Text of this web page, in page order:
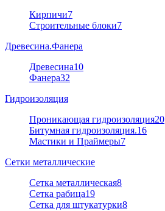
Кирпичи7
Строительные блоки7
Древесина.Фанера
Древесина10
Фанера32
Гидроизоляция
Проникающая гидроизоляция20
Битумная гидроизоляция.16
Мастики и Праймеры7
Сетки металлические
Сетка металлическая8
Сетка рабица19
Сетка для штукатурки8